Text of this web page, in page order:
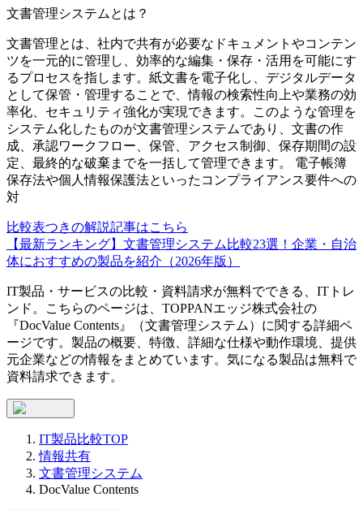
文書管理システム とは？
文書管理とは、社内で共有が必要なドキュメントやコンテン
ツを一元的に管理し、効率的な編集・保存・活用を可能にす
るプロセスを指します。紙文書を電子化し、デジタルデータ
として保管・管理することで、情報の検索性向上や業務の効
率化、セキュリティ強化が実現できます。このような管理を
システム化したものが文書管理システムであり、文書の作
成、承認ワークフロー、保管、アクセス制御、保存期間の設
定、最終的な破棄までを一括して管理できます。 電子帳簿
保存法や個人情報保護法といったコンプライアンス要件への
対
比較表つきの解説記事はこちら
【最新ランキング】文書管理システム比較23選！企業・自治
体におすすめの製品を紹介（2026年版）
IT製品・サービスの比較・資料請求が無料でできる、ITトレ
ンド。こちらのページは、 TOPPANエッジ株式会社の
『DocValue Contents 』（文書管理システム ）に関する詳細ペ
ージです。製品の概要、特徴、詳細な仕様や動作環境、提供
元企業などの情報をまとめています。気になる製品は無料で
資料請求できます。
IT製品比較TOP
情報共有
文書管理システム
DocValue Contents